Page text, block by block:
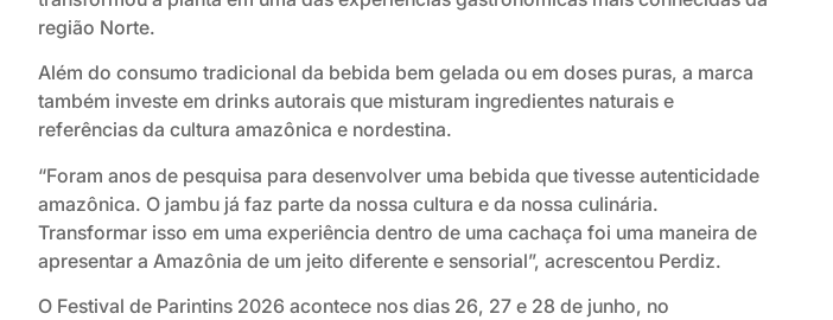
região Norte.
Além do consumo tradicional da bebida bem gelada ou em doses puras, a marca
também investe em drinks autorais que misturam ingredientes naturais e
referências da cultura amazônica e nordestina.
“Foram anos de pesquisa para desenvolver uma bebida que tivesse autenticidade
amazônica. O jambu já faz parte da nossa cultura e da nossa culinária.
Transformar isso em uma experiência dentro de uma cachaça foi uma maneira de
apresentar a Amazônia de um jeito diferente e sensorial”, acrescentou Perdiz.
O Festival de Parintins 2026 acontece nos dias 26, 27 e 28 de junho, no